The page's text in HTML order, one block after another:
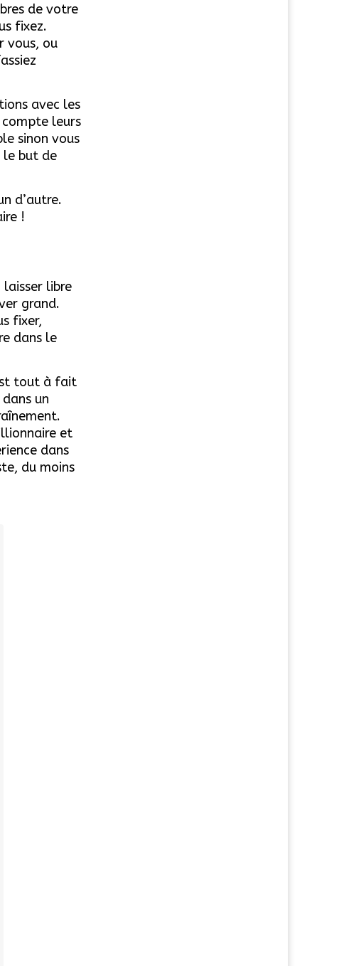
de votre
fixez.
vous, ou
avec les
leurs
sinon vous
le but de
d’autre.
!
laisser libre
grand.
fixer,
dans le
tout à fait
un
et
dans
du moins